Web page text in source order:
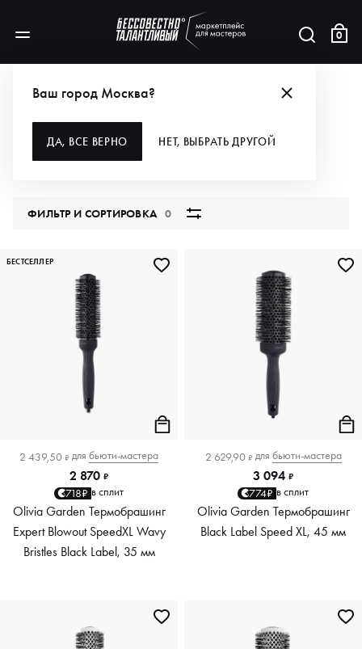
0
Ваш город Москва?
ДА, ВСЕ ВЕРНО НЕТ, ВЫБРАТЬ ДРУГОЙ
ДЛЯ ВОЛОС
ФИЛЬТР И СОРТИРОВКА0
2 439,50 ₽ для бьюти-мастера
2 870 ₽
718₽ в сплит
Olivia Garden Термобрашинг
Expert Blowout SpeedXL Wavy
Bristles Black Label, 35 мм
БЕСТСЕЛЛЕР
2 629,90 ₽ для бьюти-мастера
3 094 ₽
774₽ в сплит
Olivia Garden Термобрашинг
Black Label Speed XL, 45 мм